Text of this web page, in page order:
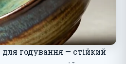
годування — стійкий